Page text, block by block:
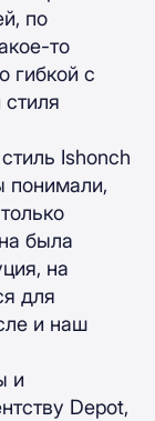
по
то
гибкой с
Ishonch
была
на
для
и наш
и
Depot,